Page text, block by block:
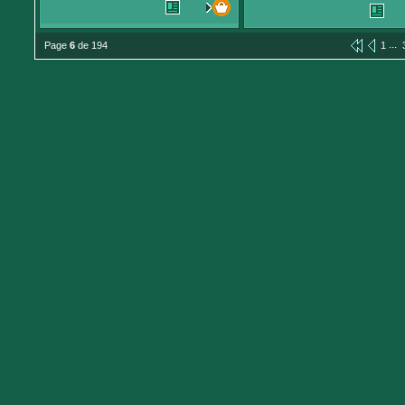
Page 6 de 194 1 ...